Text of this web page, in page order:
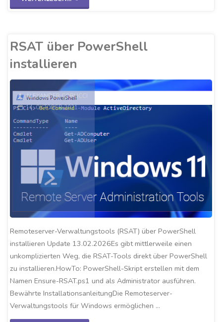
RSAT über PowerShell
installieren
ALEXANDER COBUCCI
14. OKTOBER 2021
Remoteserver-Verwaltungstools (RSAT) über PowerShell
installieren Update 13.02.2026Es gibt mittlerweile einen
unkomplizierten Weg, die RSAT-Tools direkt über PowerShell
zu installieren.HowTo: PowerShell-Skript erstellen mit dem
Namen Ensure-RSAT.ps1 und als Administrator ausführen.
Bewährte InstallationsanleitungDie Remoteserver-
Verwaltungstools für Windows ermöglichen …